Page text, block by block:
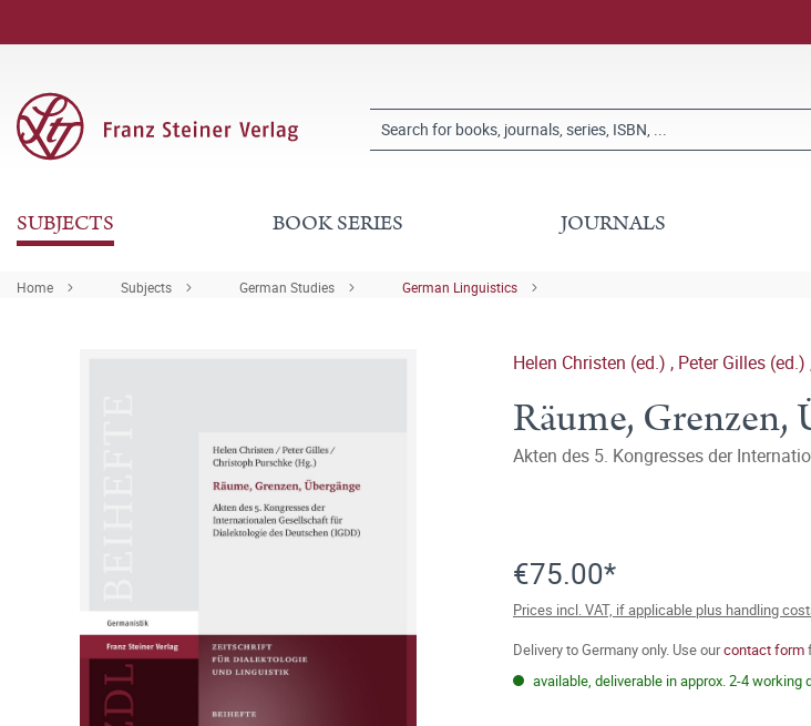
SUBJECTS BOOK SERIES JOURNALS
Home Subjects German Studies German Linguistics
Helen Christen (ed.) , Peter Gilles (ed.)
Räume, Grenzen,
Akten des 5. Kongresses der
€75.00*
Prices incl. VAT, if applicable plus handling
Delivery to Germany only. Use ourcontact form
available, deliverable in approx. 2-4 working